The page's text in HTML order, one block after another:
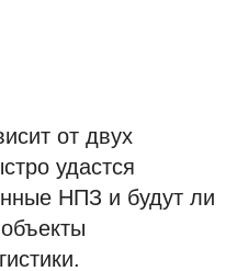
от двух
удастся
НПЗ и будут ли